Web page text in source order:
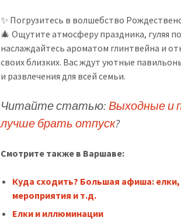
✨ Погрузитесь в волшебство
🎄 Ощутите атмосферу праздника, гуляя
наслаждайтесь ароматом глинтвейна и
своих близких. Вас ждут уютные
и развлечения для всей семьи.
Читайте статью:Выходные и
лучше брать отпуск?
Смотрите также в Варшаве:
Куда сходить? Большая афиша:
мероприятия и т.д.
Елки и иллюминации